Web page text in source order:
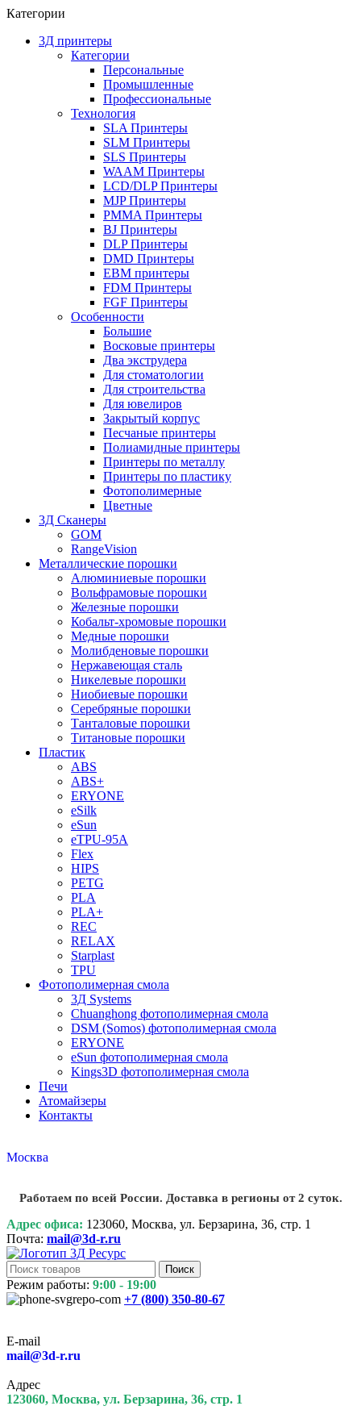
Категории
3Д принтеры
Категории
Персональные
Промышленные
Профессиональные
Технология
SLA Принтеры
SLM Принтеры
SLS Принтеры
WAAM Принтеры
LCD/DLP Принтеры
MJP Принтеры
PMMA Принтеры
BJ Принтеры
DLP Принтеры
DMD Принтеры
EBM принтеры
FDM Принтеры
FGF Принтеры
Особенности
Большие
Восковые принтеры
Два экструдера
Для стоматологии
Для строительства
Для ювелиров
Закрытый корпус
Песчаные принтеры
Полиамидные принтеры
Принтеры по металлу
Принтеры по пластику
Фотополимерные
Цветные
3Д Сканеры
GOM
RangeVision
Металлические порошки
Алюминиевые порошки
Вольфрамовые порошки
Железные порошки
Кобальт-хромовые порошки
Медные порошки
Молибденовые порошки
Нержавеющая сталь
Никелевые порошки
Ниобиевые порошки
Серебряные порошки
Танталовые порошки
Титановые порошки
Пластик
ABS
ABS+
ERYONE
eSilk
eSun
eTPU-95A
Flex
HIPS
PETG
PLA
PLA+
REC
RELAX
Starplast
TPU
Фотополимерная смола
3Д Systems
Chuanghong фотополимерная смола
DSM (Somos) фотополимерная смола
ERYONE
eSun фотополимерная смола
Kings3D фотополимерная смола
Печи
Атомайзеры
Контакты
Москва
Работаем по всей России. Доставка в регионы от 2 суток.
Адрес офиса: 123060, Москва, ул. Берзарина, 36, стр. 1
Почта: mail@3d-r.ru
Поиск
Режим работы: 9:00 - 19:00
+7 (800) 350-80-67
E-mail
mail@3d-r.ru
Адрес
123060, Москва, ул. Берзарина, 36, стр. 1